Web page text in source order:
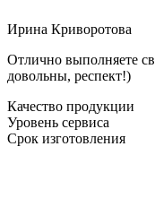
Ирина Криворотова
Отлично выполняете
довольны, респект!)
Качество продукции
Уровень сервиса
Срок изготовления